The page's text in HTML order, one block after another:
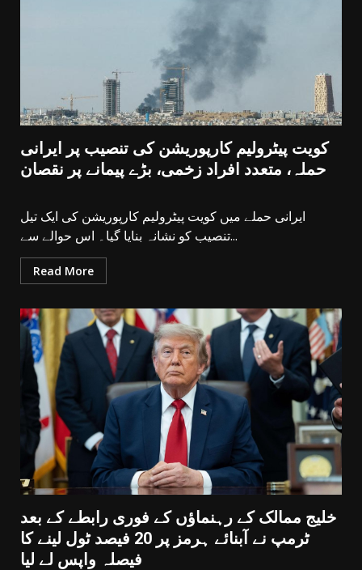
کویت پیٹرولیم کارپوریشن کی تنصیب پر ایرانی
حملہ، متعدد افراد زخمی، بڑے پیمانے پر نقصان
ایرانی حملے میں کویت پیٹرولیم کارپوریشن کی ایک تیل
تنصیب کو نشانہ بنایا گیا۔ اس حوالے سے...
Read More
خلیج ممالک کے رہنماؤں کے فوری رابطے کے بعد
ٹرمپ نے آبنائے ہرمز پر 20 فیصد ٹول لینے کا
فیصلہ واپس لے لیا